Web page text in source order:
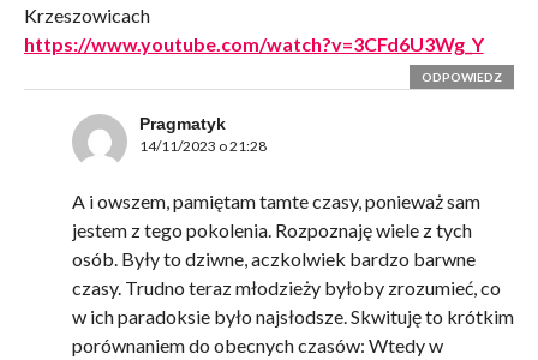
Krzeszowicach
https://www.youtube.com/watch?v=3CFd6U3Wg_Y
ODPOWIEDZ
Pragmatyk
14/11/2023 o 21:28
A i owszem, pamiętam tamte czasy, ponieważ sam
jestem z tego pokolenia. Rozpoznaję wiele z tych
osób. Były to dziwne, aczkolwiek bardzo barwne
czasy. Trudno teraz młodzieży byłoby zrozumieć, co
w ich paradoksie było najsłodsze. Skwituję to krótkim
porównaniem do obecnych czasów: Wtedy w